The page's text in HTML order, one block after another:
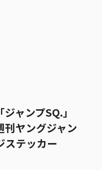
ャンプSQ.」
刊ヤングジャン
ステッカー